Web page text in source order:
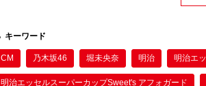
キーワード
CM 乃木坂46 堀未央奈 明治 明治エ
明治エッセルスーパーカップSweet's アフォガード